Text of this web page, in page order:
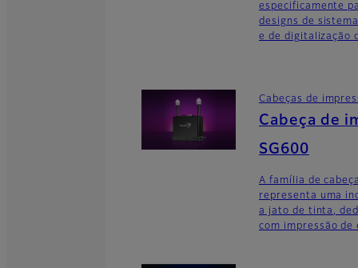
especificamente
designs de
e de digitalização
Cabeças de
Cabeça de
SG600
A família de
representa uma
a jato de tinta,
com impressão de